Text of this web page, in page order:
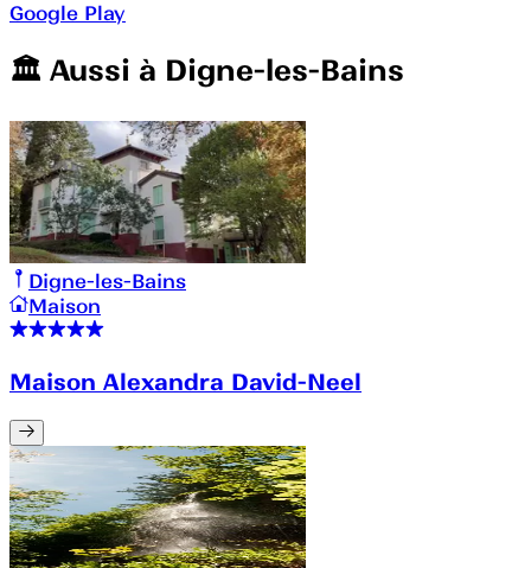
Google Play
🏛️️ Aussi à Digne-les-Bains
Digne-les-Bains
Maison
Maison Alexandra David-Neel